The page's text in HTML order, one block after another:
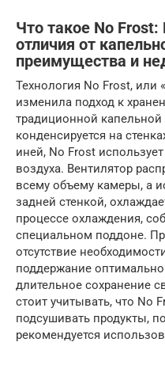
Что такое No
отличия от
преимущества и
Технология No Frost, или
изменила подход к
традиционной капельной
конденсируется на
иней, No Frost
воздуха. Вентилятор
всему объему камеры, а
задней стенкой,
процессе охлаждения,
специальном поддоне.
отсутствие
поддержание
длительное сохранение
стоит учитывать, что No
подсушивать продукты,
рекомендуется